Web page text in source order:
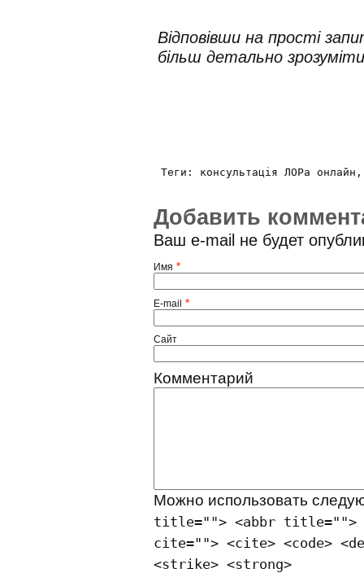
Відповівши на прості
більш детально
Теги: консультація ЛОРа
Добавить
Ваш e-mail не будет
Имя *
E-mail *
Сайт
Комментарий
Можно использовать
title=""> <abbr title="">
cite=""> <cite> <code>
<strike> <strong>